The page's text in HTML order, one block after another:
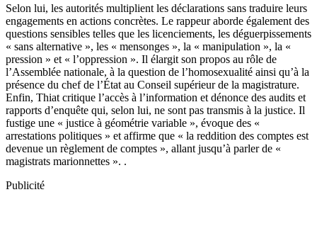
Selon lui, les autorités multiplient les déclarations sans traduire leurs
engagements en actions concrètes. Le rappeur aborde également des
questions sensibles telles que les licenciements, les déguerpissements
« sans alternative », les « mensonges », la « manipulation », la «
pression » et « l’oppression ». Il élargit son propos au rôle de
l’Assemblée nationale, à la question de l’homosexualité ainsi qu’à la
présence du chef de l’État au Conseil supérieur de la magistrature.
Enfin, Thiat critique l’accès à l’information et dénonce des audits et
rapports d’enquête qui, selon lui, ne sont pas transmis à la justice. Il
fustige une « justice à géométrie variable », évoque des «
arrestations politiques » et affirme que « la reddition des comptes est
devenue un règlement de comptes », allant jusqu’à parler de «
magistrats marionnettes ». .
Publicité